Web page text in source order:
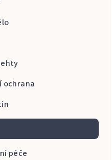
ochrana
péče